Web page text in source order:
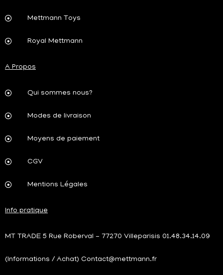
Mettmann Toys
Royal Mettmann
A Propos
Qui sommes nous?
Modes de livraison
Moyens de paiement
CGV
Mentions Légales
Info pratique
MT TRADE 5 Rue Roberval - 77270 Villeparisis 01.48.34.14.09
(Informations / Achat) Contact@mettmann.fr